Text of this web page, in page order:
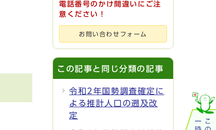
電話番号のかけ間違いにご注
意ください！
お問い合わせフォーム
この記事と同じ分類の記事
令和2年国勢調査確定に
よる推計人口の遡及改
定